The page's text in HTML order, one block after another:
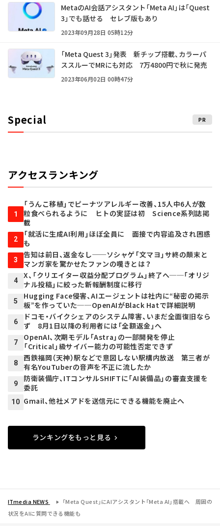
MetaのAI会話アシスタント「Meta AI」は「Quest
3」でも話せる セレブ版もあり
2023年09月28日 05時12分
「Meta Quest 3」発表 新チップ搭載、カラーパ
ススルーでMRにも対応 7万4800円で秋に発売
2023年06月02日 00時47分
Special PR
アクセスランキング
1
「うんこ移植」でピーナツアレルギー改善、15人中6人が数
粒食べられるように ヒトの実証は初 Science系列誌掲
載
2
「就活に生成AI利用」ほぼ全員に 面接で内容追及され困惑
も
3
告知は前日、返金なし──ソシャゲ「文マヨ」サ終の顛末と
マンガ家を驚かせたファンの嘆きとは？
4
X、「クリエイター収益分配プログラム」終了へ──「オリジ
ナル投稿」に絞った新報酬制度に移行
5
Hugging Face侵害、AIエージェントは社内に“秘密の掲示
板”を作っていた──OpenAIがBlack Hatで詳細説明
6
ドコモ・バイクシェアのシステム障害、いまだ全面復旧なら
ず 8月1日以降の利用者には「全額返金」へ
7
OpenAI、次期モデル「Astra」の一部開発を停止
「Critical」級サイバー能力の可能性否定できず
8
西鉄福岡（天神）駅などで意図しない駅構内放送 第三者が
有名YouTuberの音声を不正に流したか
9
防衛装備庁、ITコンサルSHIFTに「AI装備品」の審査支援を
委託
10 Gmail、他社メアドを送信元にできる機能を廃止へ
ランキングをもっと見る
ITmedia NEWS
「Meta Quest」にAIアシスタント「Meta AI」搭載へ 周囲の
状況をAIに質問できる機能も